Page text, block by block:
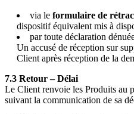
via le formulaire de
dispositif équivalent mis à
par toute déclaration
Un accusé de réception sur
Client après réception de la
7.3 Retour – Délai
Le Client renvoie les Produits au
suivant la communication de sa